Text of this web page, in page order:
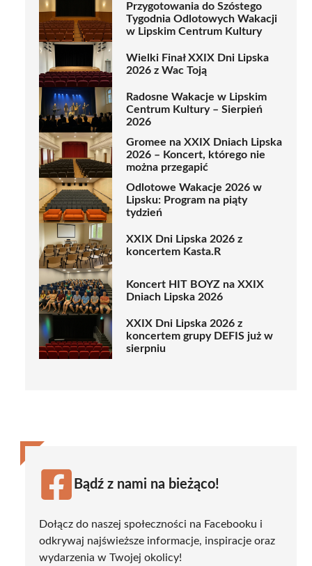
Przygotowania do Szóstego
Tygodnia Odlotowych Wakacji
w Lipskim Centrum Kultury
Wielki Finał XXIX Dni Lipska
2026 z Wac Toją
Radosne Wakacje w Lipskim
Centrum Kultury – Sierpień
2026
Gromee na XXIX Dniach Lipska
2026 – Koncert, którego nie
można przegapić
Odlotowe Wakacje 2026 w
Lipsku: Program na piąty
tydzień
XXIX Dni Lipska 2026 z
koncertem Kasta.R
Koncert HIT BOYZ na XXIX
Dniach Lipska 2026
XXIX Dni Lipska 2026 z
koncertem grupy DEFIS już w
sierpniu
Bądź z nami na bieżąco!
Dołącz do naszej społeczności na Facebooku i
odkrywaj najświeższe informacje, inspiracje oraz
wydarzenia w Twojej okolicy!